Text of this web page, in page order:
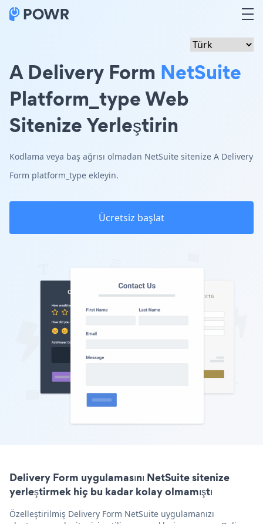
A Delivery Form NetSuite
Platform_type Web
Sitenize Yerleştirin
Kodlama veya baş ağrısı olmadan NetSuite sitenize A Delivery
Form platform_type ekleyin.
Ücretsiz başlat
Delivery Form uygulamasını NetSuite sitenize
yerleştirmek hiç bu kadar kolay olmamıştı
Özelleştirilmiş Delivery Form NetSuite uygulamanızı